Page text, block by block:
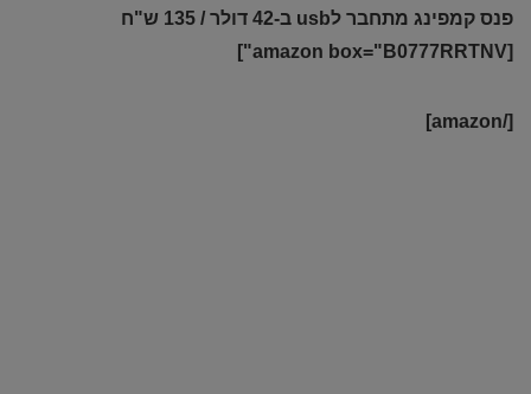
פנס קמפינג מתחבר לusb ב-42 דולר / 135 ש"ח
[amazon box="B0777RRTNV"]
[/amazon]